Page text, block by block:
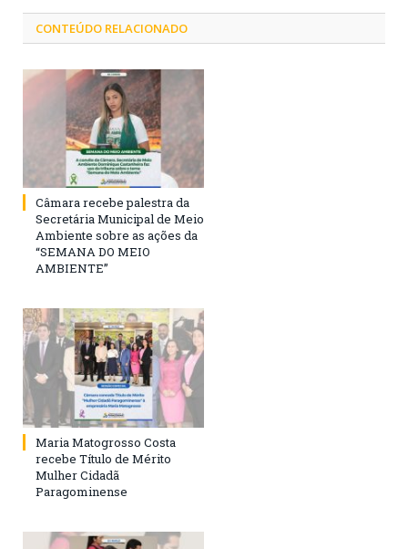
CONTEÚDO RELACIONADO
Câmara recebe palestra da
Secretária Municipal de Meio
Ambiente sobre as ações da
“SEMANA DO MEIO
AMBIENTE”
Maria Matogrosso Costa
recebe Título de Mérito
Mulher Cidadã
Paragominense